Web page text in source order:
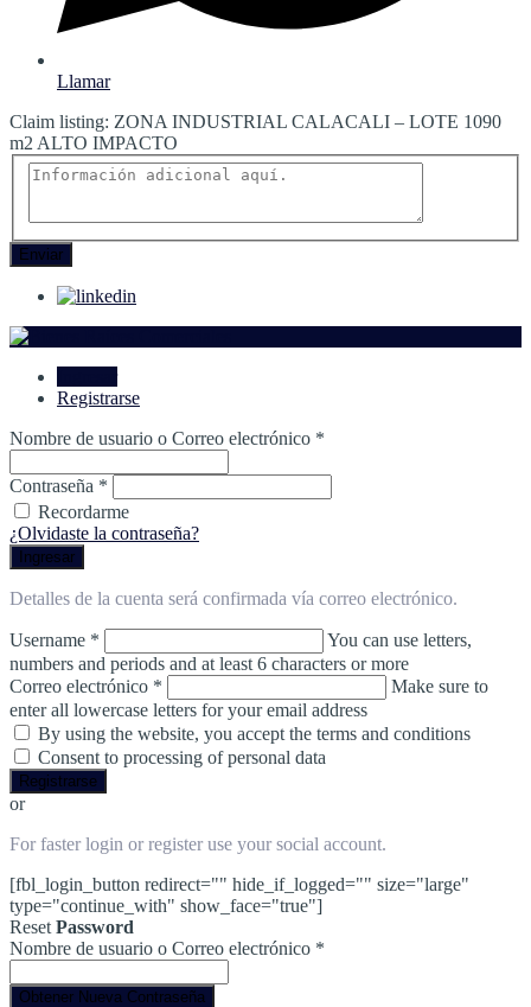
Llamar
Claim listing: ZONA INDUSTRIAL CALACALI – LOTE 1090
m2 ALTO IMPACTO
Enviar
Registrarse
Nombre de usuario o Correo electrónico *
Contraseña *
Recordarme
¿Olvidaste la contraseña?
Ingresar
Detalles de la cuenta será confirmada vía correo electrónico.
Username *
You can use letters,
numbers and periods and at least 6 characters or more
Correo electrónico *
Make sure to
enter all lowercase letters for your email address
By using the website, you accept the terms and conditions
Consent to processing of personal data
Registrarse
or
For faster login or register use your social account.
[fbl_login_button redirect="" hide_if_logged="" size="large"
type="continue_with" show_face="true"]
Reset Password
Nombre de usuario o Correo electrónico *
Obtener Nueva Contraseña